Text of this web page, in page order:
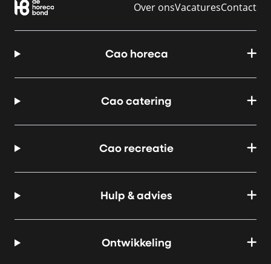
Over onsVacaturesContact
Cao horeca
Cao catering
Cao recreatie
Hulp & advies
Ontwikkeling